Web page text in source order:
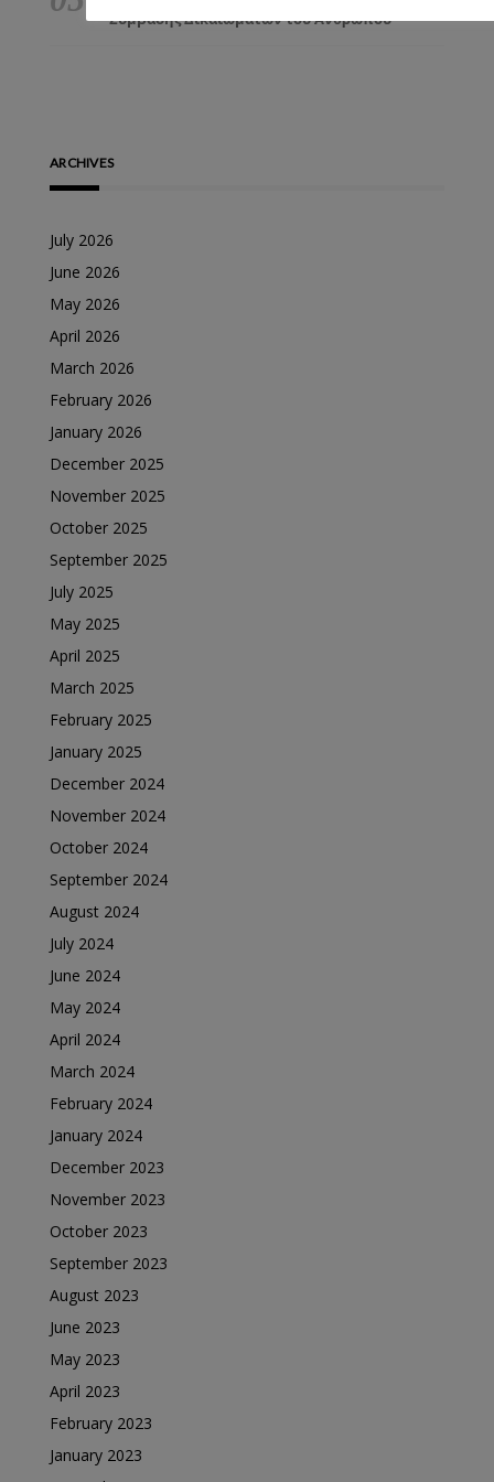
Σύμβασης Δικαιωμάτων του Ανθρώπου
ARCHIVES
July 2026
June 2026
May 2026
April 2026
March 2026
February 2026
January 2026
December 2025
November 2025
October 2025
September 2025
July 2025
May 2025
April 2025
March 2025
February 2025
January 2025
December 2024
November 2024
October 2024
September 2024
August 2024
July 2024
June 2024
May 2024
April 2024
March 2024
February 2024
January 2024
December 2023
November 2023
October 2023
September 2023
August 2023
June 2023
May 2023
April 2023
February 2023
January 2023